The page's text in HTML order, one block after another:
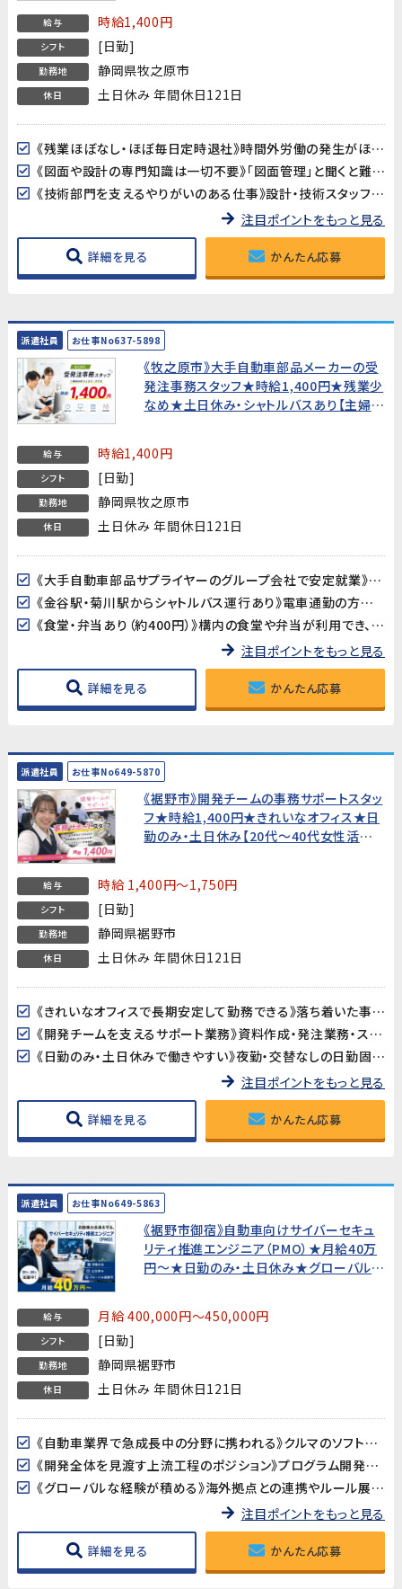
給与 時給1,400円
シフト [日勤]
勤務地 静岡県牧之原市
休日 土日休み 年間休日121日
《残業ほぼなし・ほぼ毎日定時退社》時間外労働の発生がほとんどない職場です。GW・夏季・年末年始の大型連休もしっかりあり、プライベートや家庭との両立を重視したい方に最適です。
《図面や設計の専門知識は一切不要》「図面管理」と聞くと難しそうに感じるかもしれませんが、専門知識や経験は不要です。Excelの基本操作とメール対応ができれば、未経験からスタートできます。
《技術部門を支えるやりがいのある仕事》設計・技術スタッフのサポート役として、図面の管理や資料作成を担当。ものづくりの現場を縁の下で支える充実感が得られるポジションです。
注目ポイントをもっと見る
詳細を見る かんたん応募
派遣社員 お仕事No637-5898
《牧之原市》大手自動車部品メーカーの受
発注事務スタッフ★時給1,400円★残業少
なめ★土日休み・シャトルバスあり【主婦歓
給与 時給1,400円
シフト [日勤]
勤務地 静岡県牧之原市
休日 土日休み 年間休日121日
《大手自動車部品サプライヤーのグループ会社で安定就業》国内外で活躍する大手自動車部品メーカーのグループ会社でのお仕事です。長年の安定した経営基盤のもと、腰を据えて働ける環境です。
《金谷駅・菊川駅からシャトルバス運行あり》電車通勤の方にも便利なシャトルバスが運行しています。マイカー・バイク・自転車通勤も可能で、通勤手段が選べます。
《食堂・弁当あり（約400円）》構内の食堂や弁当が利用でき、昼食の準備が不要です。診療所も完備されており、福利厚生が充実しています。
注目ポイントをもっと見る
詳細を見る かんたん応募
派遣社員 お仕事No649-5870
《裾野市》開発チームの事務サポートスタッ
フ★時給1,400円★きれいなオフィス★日
勤のみ・土日休み【20代〜40代女性活躍
給与 時給 1,400円～1,750円
シフト [日勤]
勤務地 静岡県裾野市
休日 土日休み 年間休日121日
《きれいなオフィスで長期安定して勤務できる》落ち着いた事務所環境で、長期的に安心して働けます。腰を据えてじっくりキャリアを積みたい方におすすめです。
《開発チームを支えるサポート業務》資料作成・発注業務・スケジュール調整など、幅広い事務スキルを活かせるポジションです。開発の現場に近い場所で、ものづくりを支えるやりがいを感じられます。
《日勤のみ・土日休みで働きやすい》夜勤・交替なしの日勤固定。基本土日休みで、プライベートとのバランスが取りやすい環境です。
注目ポイントをもっと見る
詳細を見る かんたん応募
派遣社員 お仕事No649-5863
《裾野市御宿》自動車向けサイバーセキュ
リティ推進エンジニア（PMO）★月給40万
円〜★日勤のみ・土日休み★グローバル経
給与 月給 400,000円～450,000円
シフト [日勤]
勤務地 静岡県裾野市
休日 土日休み 年間休日121日
《自動車業界で急成長中の分野に携われる》クルマのソフトウェア化が進む中、製品サイバーセキュリティは今最も注目される技術領域のひとつ。業界の最前線で、将来性の高い専門知識を身につけることができます。
《開発全体を見渡す上流工程のポジション》プログラム開発や設計ではなく、「プロジェクトが正しく進んでいるか」を確認・調整する推進役。PMOやプロジェクトリーダーを目指したい方に最適な環境です。
《グローバルな経験が積める》海外拠点との連携やルール展開など、国際的な業務に携われます。英語力は不問ですが、グローバルな視点を持った仕事を経験したい方にぴったりです。
注目ポイントをもっと見る
詳細を見る かんたん応募